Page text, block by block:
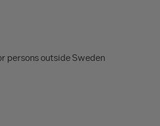
persons outside Sweden